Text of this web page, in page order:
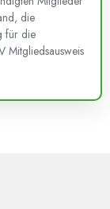
die
für die
Mitgliedsausweis